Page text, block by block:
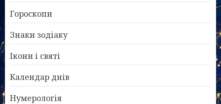
Гороскопи
Знаки зодіаку
Ікони і святі
Календар днів
Нумерологія